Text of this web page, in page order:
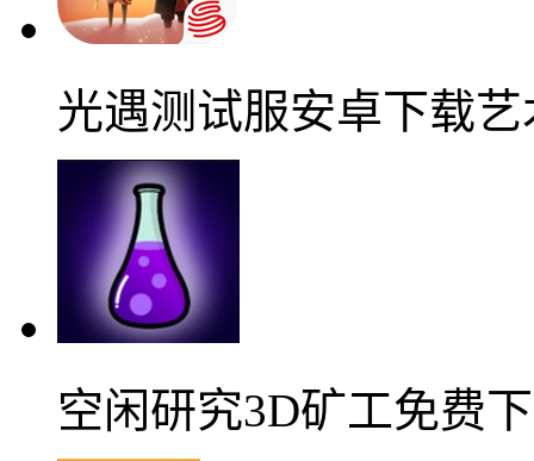
光遇测试服安卓下载
空闲研究3D矿工免费